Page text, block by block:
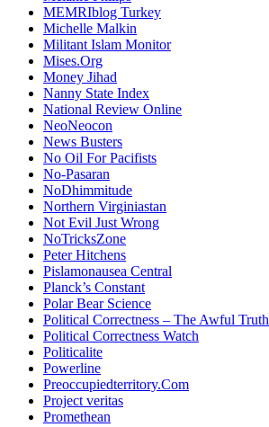
MEMRIblog Turkey
Michelle Malkin
Militant Islam Monitor
Mises.Org
Money Jihad
Nanny State Index
National Review Online
NeoNeocon
News Busters
No Oil For Pacifists
No-Pasaran
NoDhimmitude
Northern Virginiastan
Not Evil Just Wrong
NoTricksZone
Peter Hitchens
Pislamonausea Central
Planck’s Constant
Polar Bear Science
Political Correctness – The Awful Truth
Political Correctness Watch
Politicalite
Powerline
Preoccupiedterritory.Com
Project veritas
Promethean